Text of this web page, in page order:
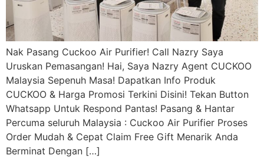
Nak Pasang Cuckoo Air Purifier! Call Nazry Saya
Uruskan Pemasangan! Hai, Saya Nazry Agent CUCKOO
Malaysia Sepenuh Masa! Dapatkan Info Produk
CUCKOO & Harga Promosi Terkini Disini! Tekan Button
Whatsapp Untuk Respond Pantas! Pasang & Hantar
Percuma seluruh Malaysia : Cuckoo Air Purifier Proses
Order Mudah & Cepat Claim Free Gift Menarik Anda
Berminat Dengan […]